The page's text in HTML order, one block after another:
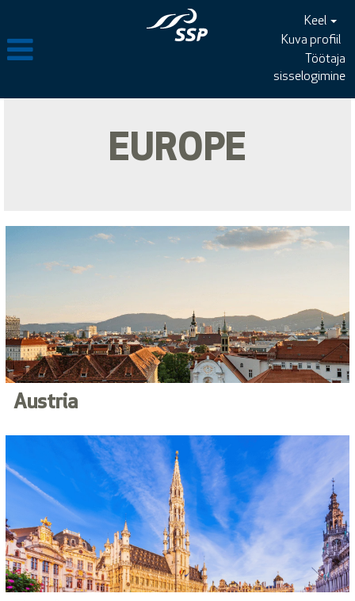
Keel
Kuva profiil
Töötaja
sisselogimine
EUROPE
Austria